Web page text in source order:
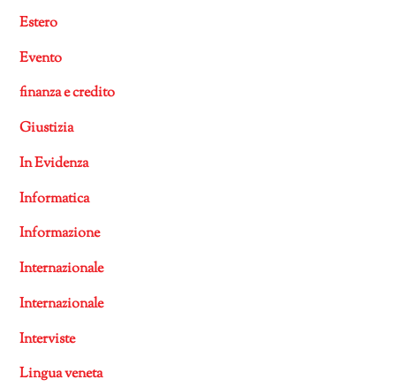
Estero
Evento
finanza e credito
Giustizia
In Evidenza
Informatica
Informazione
Internazionale
Internazionale
Interviste
Lingua veneta